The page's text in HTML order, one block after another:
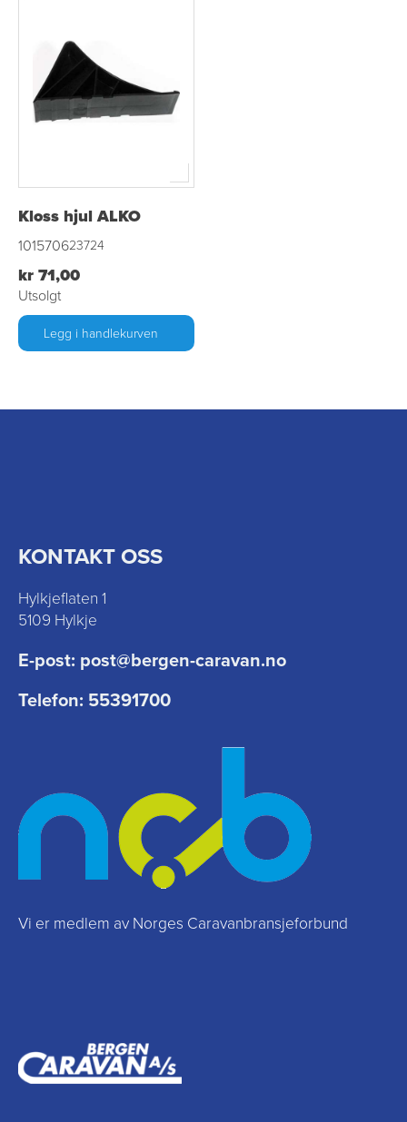
Kloss hjul ALKO
101570623724
kr 71,00
Utsolgt
Legg i handlekurven
KONTAKT OSS
Hylkjeflaten 1
5109 Hylkje
E-post: post@bergen-caravan.no
Telefon: 55391700
Vi er medlem av Norges Caravanbransjeforbund